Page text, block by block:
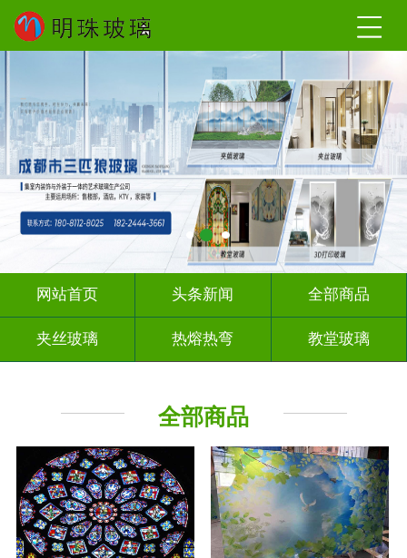
网站首页 头条新闻 全部商品
夹丝玻璃 热熔热弯 教堂玻璃
其它玻璃
全部商品